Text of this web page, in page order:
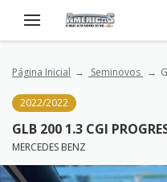
Página Inicial Seminovos
2022/2022
GLB 200 1.3 CGI
MERCEDES BENZ